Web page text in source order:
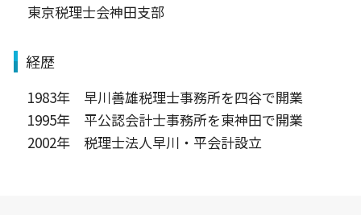
東京税理士会神田支部
経歴
1983年 早川善雄税理士事務所を四谷で開業
1995年 平公認会計士事務所を東神田で開業
2002年 税理士法人早川・平会計設立